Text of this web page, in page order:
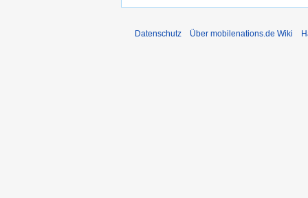
Datenschutz Über mobilenations.de Wiki